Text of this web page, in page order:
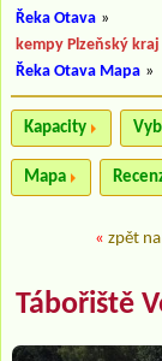
Řeka Otava »
kempy Plzeňský
Řeka Otava Mapa »
Kapacity
Mapa
« zpět
Tábořiště